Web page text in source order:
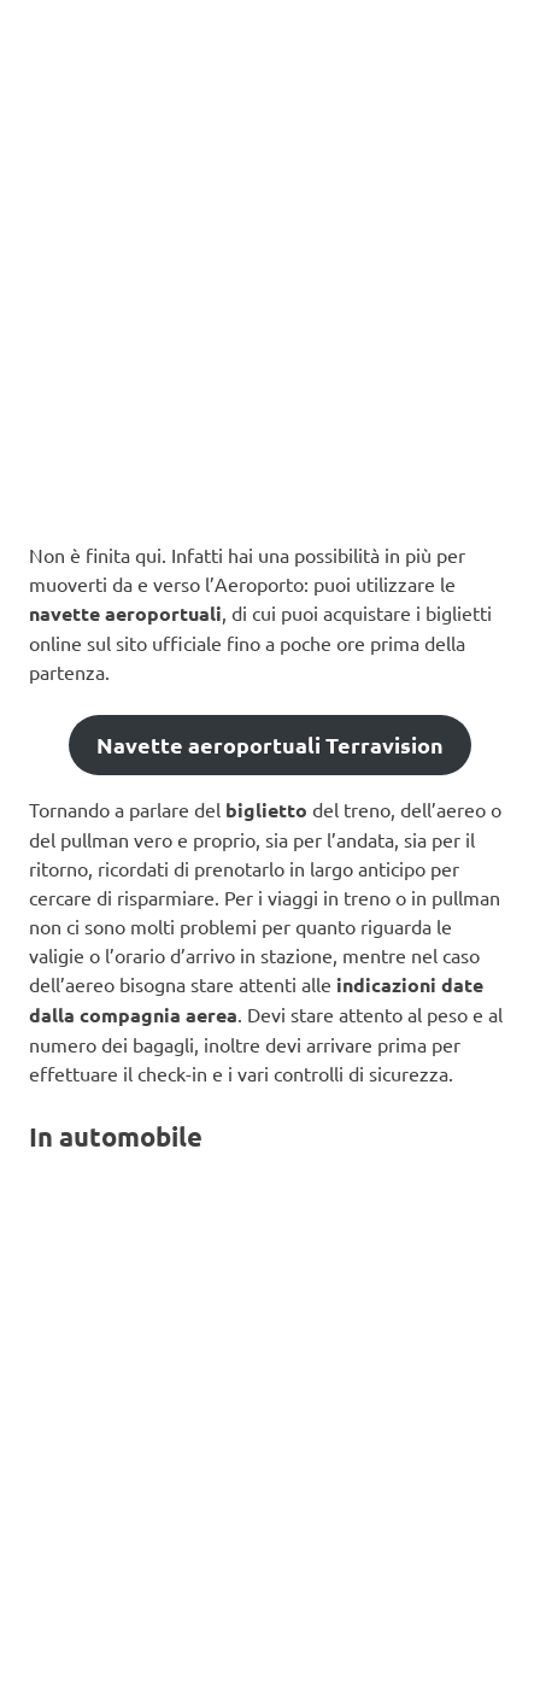
Non è finita qui. Infatti hai una possibilità in più per
muoverti da e verso l’Aeroporto: puoi utilizzare le
navette aeroportuali, di cui puoi acquistare i biglietti
online sul sito ufficiale fino a poche ore prima della
partenza.
Navette aeroportuali Terravision
Tornando a parlare del biglietto del treno, dell’aereo o
del pullman vero e proprio, sia per l’andata, sia per il
ritorno, ricordati di prenotarlo in largo anticipo per
cercare di risparmiare. Per i viaggi in treno o in pullman
non ci sono molti problemi per quanto riguarda le
valigie o l’orario d’arrivo in stazione, mentre nel caso
dell’aereo bisogna stare attenti alle indicazioni date
dalla compagnia aerea . Devi stare attento al peso e al
numero dei bagagli, inoltre devi arrivare prima per
effettuare il check-in e i vari controlli di sicurezza.
In automobile